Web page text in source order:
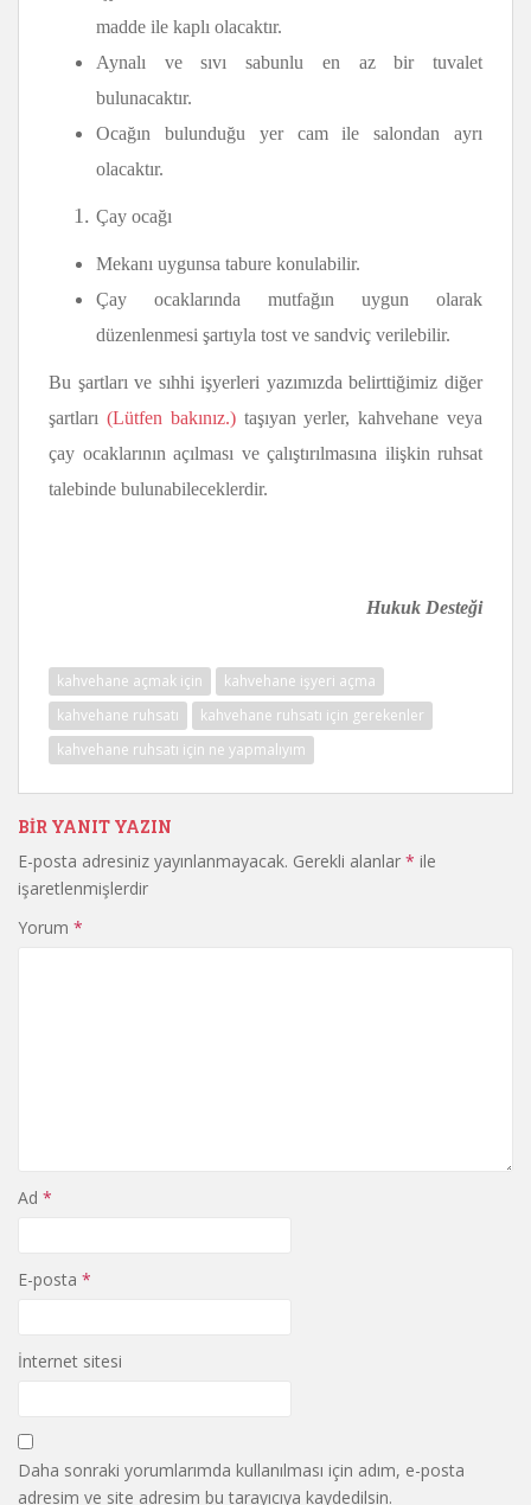
madde ile kaplı olacaktır.
Aynalı ve sıvı sabunlu en az bir tuvalet
bulunacaktır.
Ocağın bulunduğu yer cam ile salondan ayrı
olacaktır.
Çay ocağı
Mekanı uygunsa tabure konulabilir.
Çay ocaklarında mutfağın uygun olarak
düzenlenmesi şartıyla tost ve sandviç verilebilir.
Bu şartları ve sıhhi işyerleri yazımızda belirttiğimiz diğer
şartları (Lütfen bakınız.)taşıyan yerler, kahvehane veya
çay ocaklarının açılması ve çalıştırılmasına ilişkin ruhsat
talebinde bulunabileceklerdir.
Hukuk Desteği
kahvehane açmak için
kahvehane işyeri açma
kahvehane ruhsatı
kahvehane ruhsatı için gerekenler
kahvehane ruhsatı için ne yapmalıyım
BIR YANIT YAZIN
E-posta adresiniz yayınlanmayacak. Gerekli alanlar * ile
işaretlenmişlerdir
Yorum *
Ad *
E-posta *
İnternet sitesi
Daha sonraki yorumlarımda kullanılması için adım, e-posta
adresim ve site adresim bu tarayıcıya kaydedilsin.